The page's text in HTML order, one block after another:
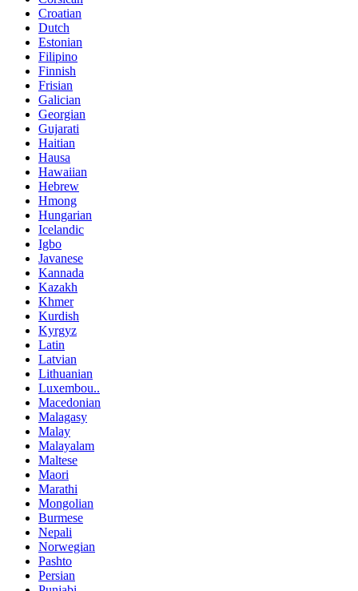
Croatian
Dutch
Estonian
Filipino
Finnish
Frisian
Galician
Georgian
Gujarati
Haitian
Hausa
Hawaiian
Hebrew
Hmong
Hungarian
Icelandic
Igbo
Javanese
Kannada
Kazakh
Khmer
Kurdish
Kyrgyz
Latin
Latvian
Lithuanian
Luxembou..
Macedonian
Malagasy
Malay
Malayalam
Maltese
Maori
Marathi
Mongolian
Burmese
Nepali
Norwegian
Pashto
Persian